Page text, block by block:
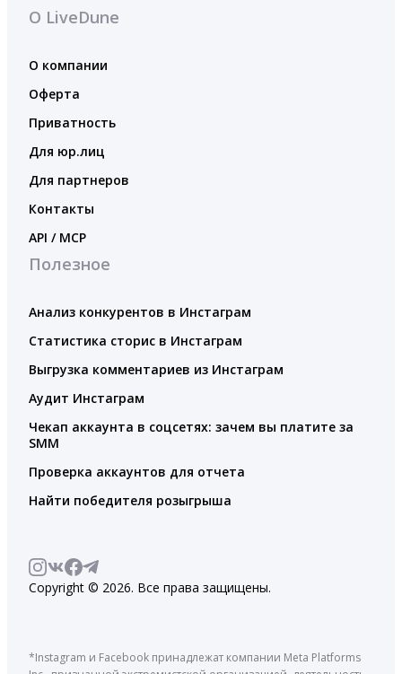
О LiveDune
О компании
Оферта
Приватность
Для юр.лиц
Для партнеров
Контакты
API / MCP
Полезное
Анализ конкурентов в Инстаграм
Статистика сторис в Инстаграм
Выгрузка комментариев из Инстаграм
Аудит Инстаграм
Чекап аккаунта в соцсетях: зачем вы платите за
SMM
Проверка аккаунтов для отчета
Найти победителя розыгрыша
Copyright © 2026. Все права защищены.
*Instagram и Facebook принадлежат компании Meta Platforms